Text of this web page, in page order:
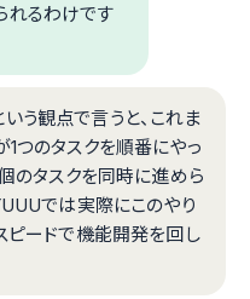
れるわけです
う観点で言うと、これま
つのタスクを順番にやっ
のタスクを同時に進めら
では実際にこのやり
ピードで機能開発を回し